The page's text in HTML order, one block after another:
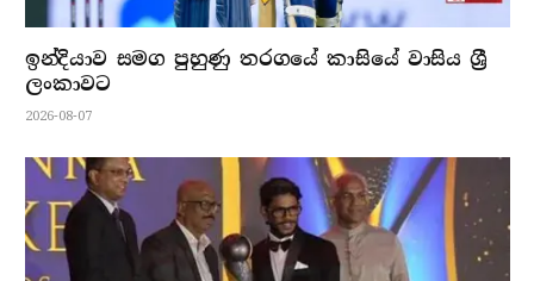
ඉන්දියාව සමග පුහුණු තරගයේ කාසියේ වාසිය ශ්‍රී
ලංකාවට
2026-08-07